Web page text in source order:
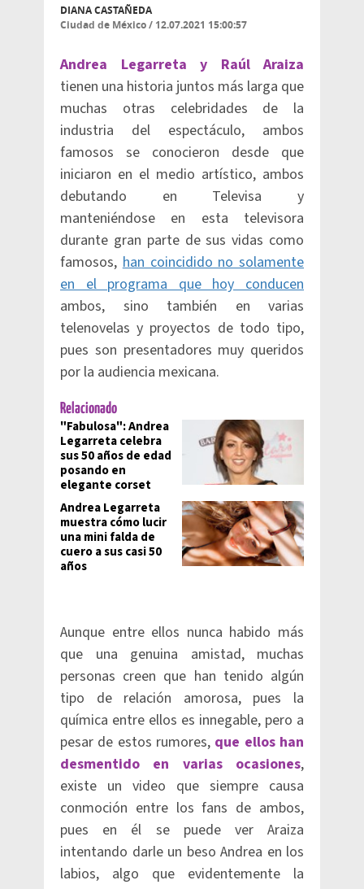
DIANA CASTAÑEDA
Ciudad de México/ 12.07.2021 15:00:57
Andrea Legarreta y Raúl Araiza
tienen una historia juntos más larga que
muchas otras celebridades de la
industria del espectáculo, ambos
famosos se conocieron desde que
iniciaron en el medio artístico, ambos
debutando en Televisa y
manteniéndose en esta televisora
durante gran parte de sus vidas como
famosos,han coincidido no solamente
en el programa que hoy conducen
ambos, sino también en varias
telenovelas y proyectos de todo tipo,
pues son presentadores muy queridos
por la audiencia mexicana.
Relacionado
"Fabulosa": Andrea
Legarreta celebra
sus 50 años de edad
posando en
elegante corset
Andrea Legarreta
muestra cómo lucir
una mini falda de
cuero a sus casi 50
años
Aunque entre ellos nunca habido más
que una genuina amistad, muchas
personas creen que han tenido algún
tipo de relación amorosa, pues la
química entre ellos es innegable, pero a
pesar de estos rumores, que ellos han
desmentido en varias ocasiones,
existe un video que siempre causa
conmoción entre los fans de ambos,
pues en él se puede ver Araiza
intentando darle un beso Andrea en los
labios, algo que evidentemente la